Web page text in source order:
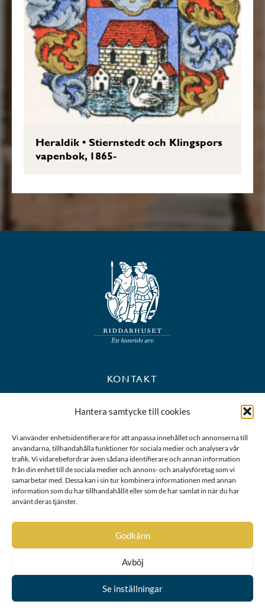
Hantera samtycke till cookies
Vi använder enhetsidentifierare för att anpassa innehållet och annonserna till
användarna, tillhandahålla funktioner för sociala medier och analysera vår
trafik. Vi vidarebefordrar även sådana identifierare och annan information
från din enhet till de sociala medier och annons- och analysföretag som vi
samarbetar med. Dessa kan i sin tur kombinera informationen med annan
information som du har tillhandahållit eller som de har samlat in när du har
använt deras tjänster.
Godkänn
Avböj
Se inställningar
Heraldik•Stiernstedt och Klingspors
vapenbok, 1865-
KONTAKT
BESÖKS- OCH POSTADRESS
Riddarhustorget 10
Karta